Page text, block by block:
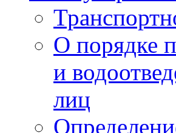
О порядке
и
лиц